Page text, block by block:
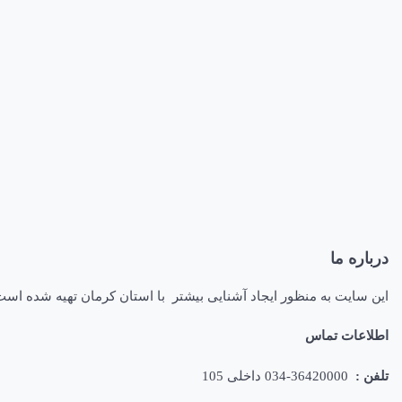
درباره ما
این سایت به منظور ایجاد آشنایی بیشتر با استان کرمان تهیه شده
اطلاعات تماس
تلفن :